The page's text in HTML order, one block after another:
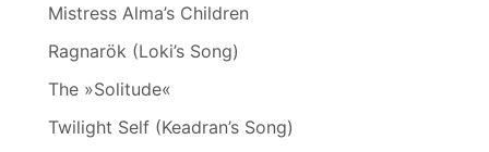
Mistress Alma’s Children
Ragnarök (Loki’s Song)
The »Solitude«
Twilight Self (Keadran’s Song)